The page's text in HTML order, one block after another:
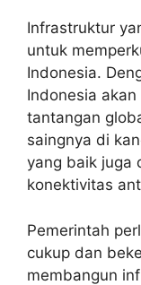
Infrastruktur
untuk
Indonesia.
Indonesia
tantangan
saingnya di
yang baik juga
konektivitas
Pemerintah
cukup dan
membangun